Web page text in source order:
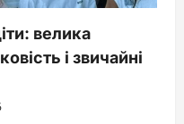
велика
і звичайні